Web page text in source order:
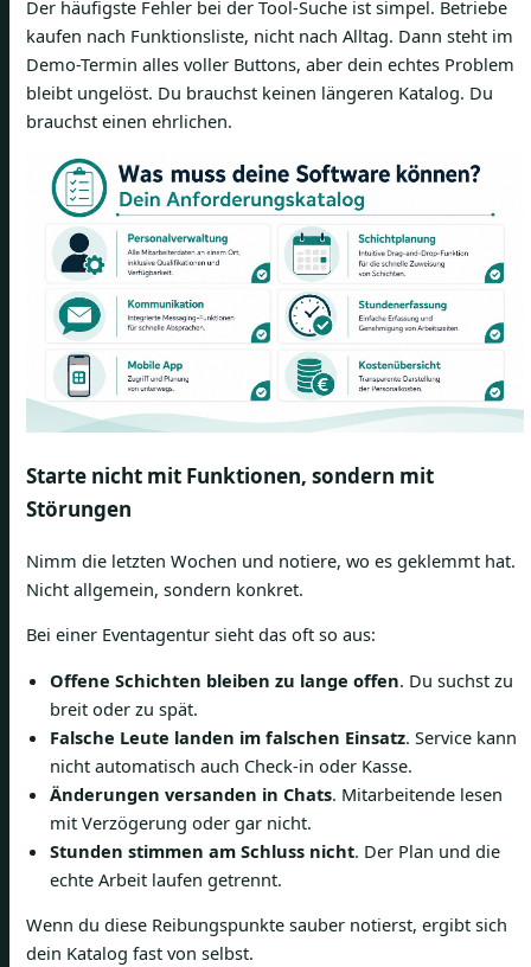
Der häufigste Fehler bei der Tool-Suche ist simpel. Betriebe
kaufen nach Funktionsliste, nicht nach Alltag. Dann steht im
Demo-Termin alles voller Buttons, aber dein echtes Problem
bleibt ungelöst. Du brauchst keinen längeren Katalog. Du
brauchst einen ehrlichen.
Starte nicht mit Funktionen, sondern mit
Störungen
Nimm die letzten Wochen und notiere, wo es geklemmt hat.
Nicht allgemein, sondern konkret.
Bei einer Eventagentur sieht das oft so aus:
Offene Schichten bleiben zu lange offen. Du suchst zu
breit oder zu spät.
Falsche Leute landen im falschen Einsatz. Service kann
nicht automatisch auch Check-in oder Kasse.
Änderungen versanden in Chats. Mitarbeitende lesen
mit Verzögerung oder gar nicht.
Stunden stimmen am Schluss nicht. Der Plan und die
echte Arbeit laufen getrennt.
Wenn du diese Reibungspunkte sauber notierst, ergibt sich
dein Katalog fast von selbst.